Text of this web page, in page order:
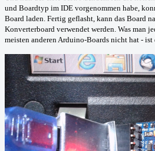
und Boardtyp im IDE vorgenommen habe,
Board laden. Fertig geflasht, kann das Board
Konverterboard verwendet werden. Was man
meisten anderen Arduino-Boards nicht hat - ist